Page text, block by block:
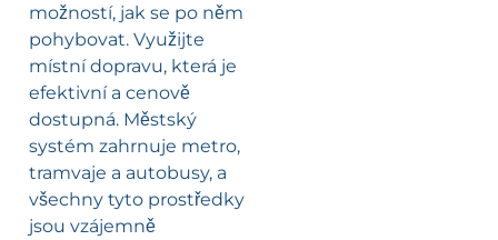
možností, jak se po něm
pohybovat. Využijte
místní dopravu, která je
efektivní a cenově
dostupná. Městský
systém zahrnuje metro,
tramvaje a autobusy, a
všechny tyto prostředky
jsou vzájemně